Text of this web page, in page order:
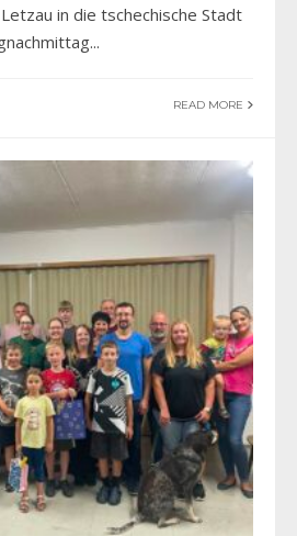
in die tschechische Stadt
...
READ MORE